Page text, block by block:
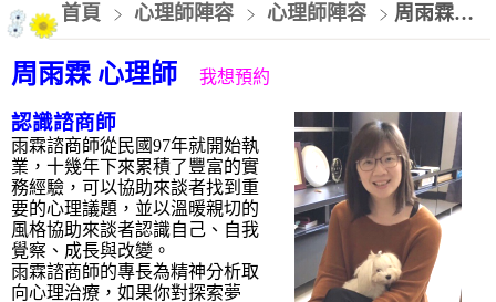
首頁 心理師陣容 心理師陣容 周雨霖諮商心理師
周雨霖 心理師 我想預約
認識諮商師
雨霖諮商師從民國97年就開始執
業，十幾年下來累積了豐富的實
務經驗，可以協助來談者找到重
要的心理議題，並以溫暖親切的
風格協助來談者認識自己、自我
覺察、成長與改變。
雨霖諮商師的專長為精神分析取
向心理治療，如果你對探索夢